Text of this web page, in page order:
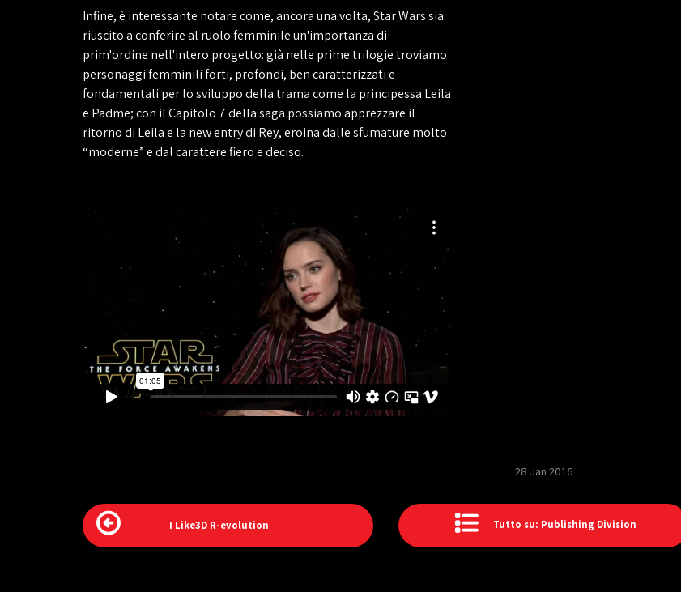
Infine, è interessante notare come, ancora una volta, Star Wars sia
riuscito a conferire al ruolo femminile un'importanza di
prim'ordine nell'intero progetto: già nelle prime trilogie troviamo
personaggi femminili forti, profondi, ben caratterizzati e
fondamentali per lo sviluppo della trama come la principessa Leila
e Padme; con il Capitolo 7 della saga possiamo apprezzare il
ritorno di Leila e la new entry di Rey, eroina dalle sfumature molto
“moderne” e dal carattere fiero e deciso.
28 Jan 2016
I Like3D R-evolution Tutto su: Publishing Division